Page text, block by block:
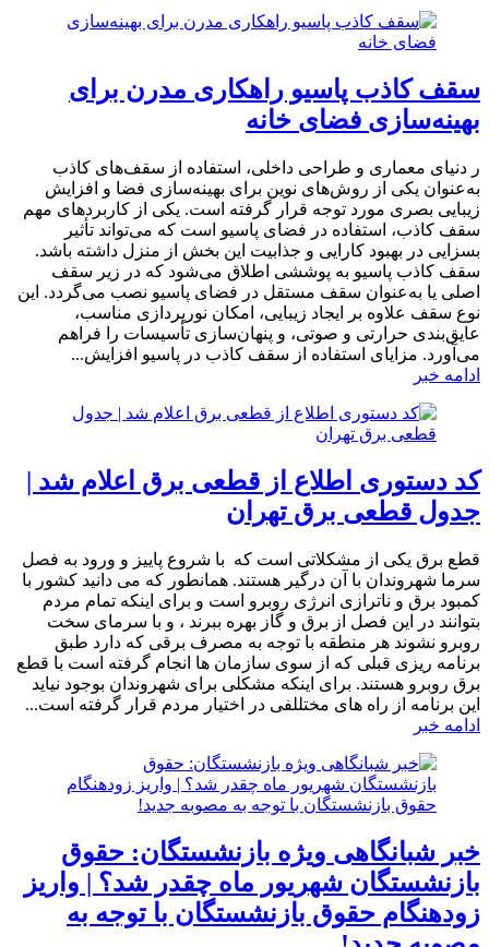
سقف کاذب پاسیو راهکاری مدرن برای
بهینه‌سازی فضای خانه
ر دنیای معماری و طراحی داخلی، استفاده از سقف‌های کاذب
به‌عنوان یکی از روش‌های نوین برای بهینه‌سازی فضا و افزایش
زیبایی بصری مورد توجه قرار گرفته است. یکی از کاربردهای مهم
سقف کاذب، استفاده در فضای پاسیو است که می‌تواند تأثیر
بسزایی در بهبود کارایی و جذابیت این بخش از منزل داشته باشد.
سقف کاذب پاسیو به پوششی اطلاق می‌شود که در زیر سقف
اصلی یا به‌عنوان سقف مستقل در فضای پاسیو نصب می‌گردد. این
نوع سقف علاوه بر ایجاد زیبایی، امکان نورپردازی مناسب،
عایق‌بندی حرارتی و صوتی، و پنهان‌سازی تأسیسات را فراهم
می‌آورد. مزایای استفاده از سقف کاذب در پاسیو افزایش...
ادامه خبر
کد دستوری اطلاع از قطعی برق اعلام شد |
جدول قطعی برق تهران
قطع برق یکی از مشکلاتی است که با شروع پاییز و ورود به فصل
سرما شهروندان با آن درگیر هستند. همانطور که می دانید کشور با
کمبود برق و ناترازی انرژی روبرو است و برای اینکه تمام مردم
بتوانند در این فصل از برق و گاز بهره ببرند ، و با سرمای سخت
روبرو نشوند هر منطقه با توجه به مصرف برقی که دارد طبق
برنامه ریزی قبلی که از سوی سازمان ها انجام گرفته است با قطع
برق روبرو هستند. برای اینکه مشکلی برای شهروندان بوجود نیاید
این برنامه از راه های مختللفی در اختیار مردم قرار گرفته است...
ادامه خبر
خبر شبانگاهی ویژه بازنشستگان: حقوق
بازنشستگان شهریور ماه چقدر شد؟ | واریز
زودهنگام حقوق بازنشستگان با توجه به